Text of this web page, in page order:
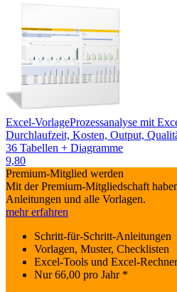
Excel-VorlageProzessanalyse mit
Durchlaufzeit, Kosten, Output,
36 Tabellen + Diagramme
9,80
Premium-Mitglied werden
Mit der Premium-Mitgliedschaft
Anleitungen und alle Vorlagen.
mehr erfahren
Schritt-für-Schritt-Anleitungen
Vorlagen, Muster, Checklisten
Excel-Tools und Excel-Rechner
Nur66,00 pro Jahr *